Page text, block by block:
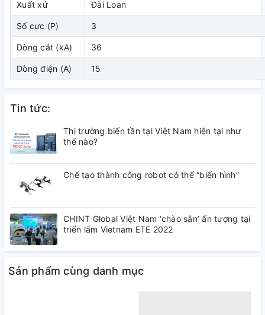
3. Kích thước
( đang cập nhật)
Xuất xứ Đài Loan
Số cực (P) 3
Dòng cắt (kA) 36
Dòng điện (A) 15
Tin tức:
Thị trường biến tần tại Việt Nam hiện tại như
thế nào?
Chế tạo thành công robot có thể “biến hình”
CHINT Global Việt Nam ‘chào sân’ ấn tượng tại
triển lãm Vietnam ETE 2022
Sản phẩm cùng danh mục